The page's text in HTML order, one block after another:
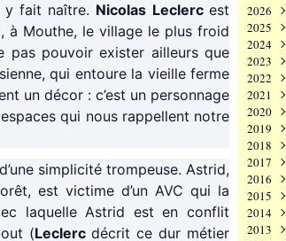
y fait naître. Nicolas Leclerc est
à Mouthe, le village le plus froid
pas pouvoir exister ailleurs que
qui entoure la vieille ferme
un décor : c’est un personnage
qui nous rappellent notre
simplicité trompeuse. Astrid,
est victime d’un AVC qui la
laquelle Astrid est en conflit
(Leclerc décrit ce dur métier
2026
Août
Juillet
Juin
Mai
Avril
Mars
2025
Août
Juillet
Juin
Mai
Avril
Mars
2024
Août
Juillet
Juin
Mai
Avril
Mars
2023
Août
Juillet
Juin
Mai
Avril
Mars
2022
Août
Juillet
Juin
Mai
Avril
2021
Août
Juillet
Juin
Mai
2020
Août
Juillet
Juin
2019
Août
Juillet
2018
Août
2017
2016
2015
2014
2013